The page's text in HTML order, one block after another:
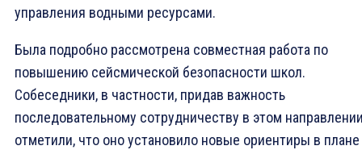
управления водными ресурсами.
Была подробно рассмотрена совместная работа по
повышению сейсмической безопасности школ.
Собеседники, в частности, придав важность
последовательному сотрудничеству в этом
отметили, что оно установило новые ориентиры в плане